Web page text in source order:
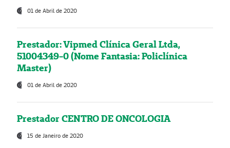
01 de Abril de 2020
Prestador: Vipmed Clínica Geral Ltda,
51004349-0 (Nome Fantasia: Policlínica
Master)
01 de Abril de 2020
Prestador CENTRO DE ONCOLOGIA
15 de Janeiro de 2020